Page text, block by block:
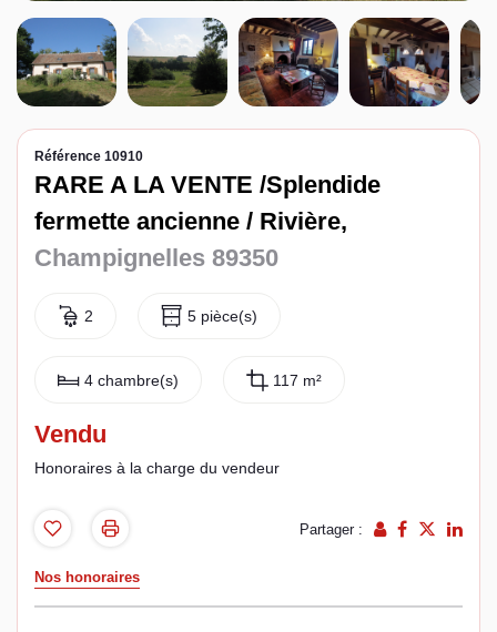
Syndic
Espace client
Référence 10910
RARE A LA VENTE /Splendide
fermette ancienne / Rivière,
Champignelles 89350
2 5 pièce(s)
4 chambre(s) 117 m²
Vendu
Honoraires à la charge du vendeur
Partager :
Nos honoraires